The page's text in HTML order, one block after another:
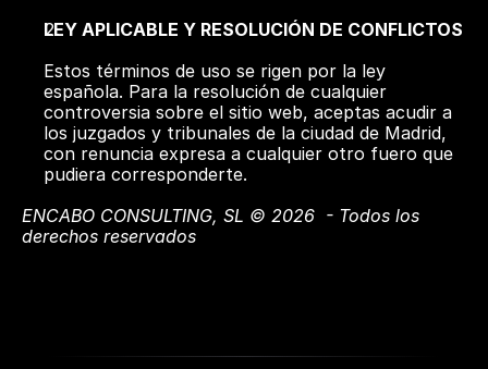
Estos términos de uso se rigen por la ley
española. Para la resolución de cualquier
controversia sobre el sitio web, aceptas acudir a
los juzgados y tribunales de la ciudad de Madrid,
con renuncia expresa a cualquier otro fuero que
pudiera corresponderte.
ENCABO CONSULTING, SL © 2026  - Todos los
derechos reservados